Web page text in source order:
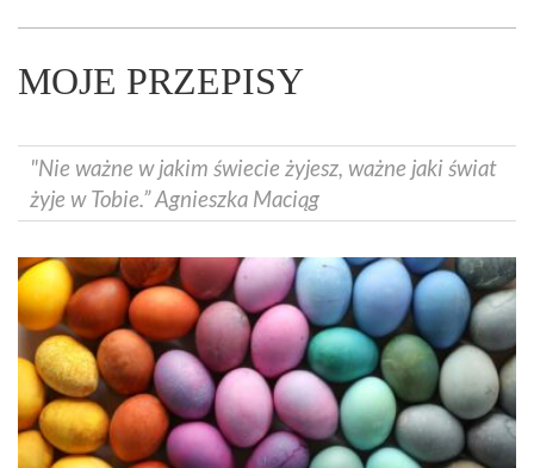
MOJE PRZEPISY
"Nie ważne w jakim świecie żyjesz, ważne jaki świat
żyje w Tobie.” Agnieszka Maciąg